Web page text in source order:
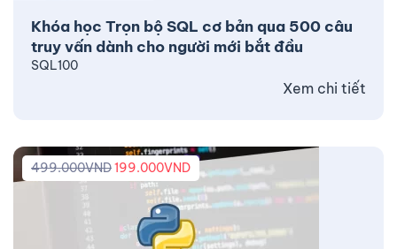
Khóa học Trọn bộ SQL cơ bản qua 500 câu
truy vấn dành cho người mới bắt đầu
SQL100
Xem chi tiết
499.000VND199.000VND